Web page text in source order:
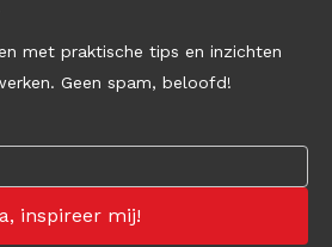
met praktische tips en inzichten
Geen spam, beloofd!